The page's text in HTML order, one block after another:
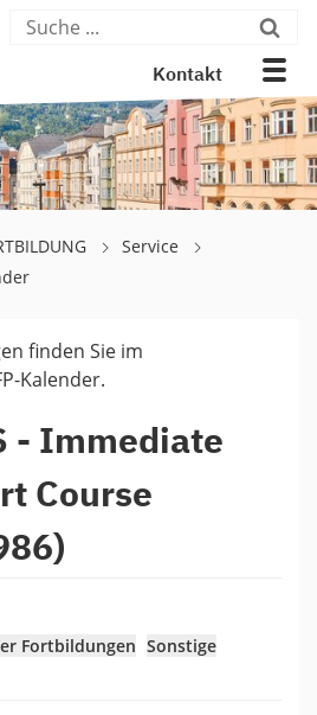
Kontakt
Service
finden Sie im
Kalender.
- Immediate
Course
Fortbildungen Sonstige